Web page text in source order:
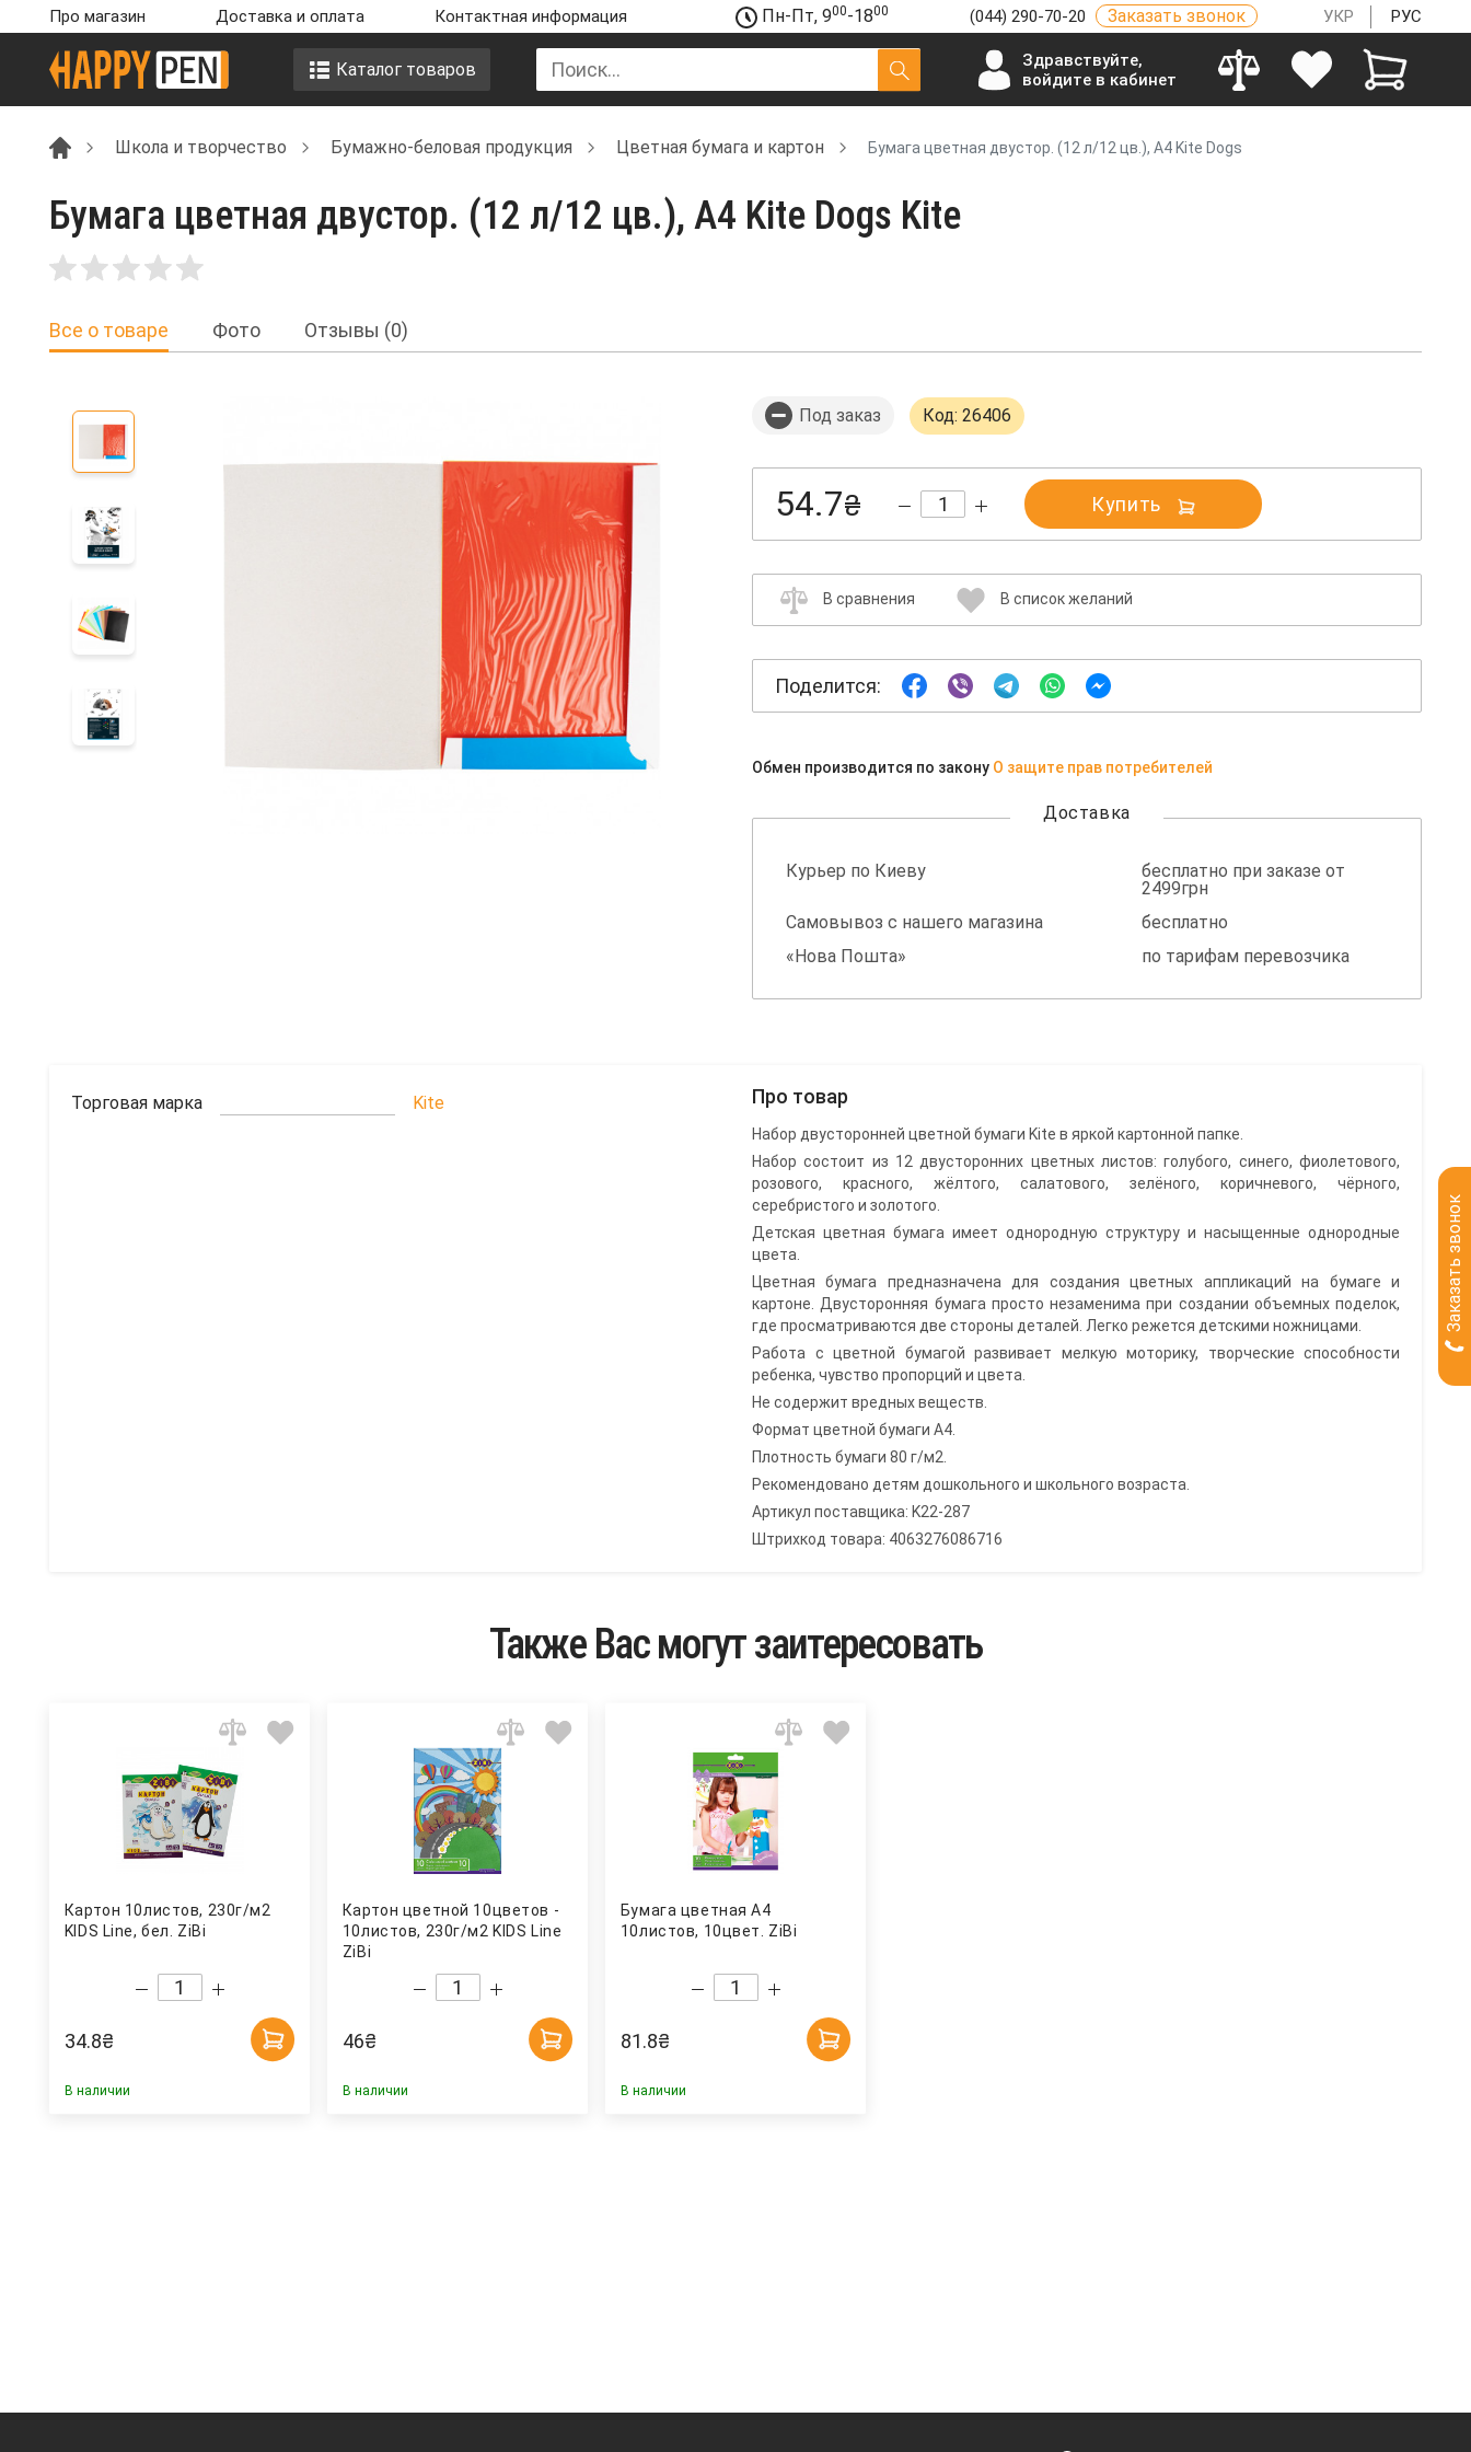
Про магазин Доставка и оплата Контактная информация Пн-Пт, 900-1800 (044) 290-70-20 Заказать звонок УКР РУС
Каталог товаров
Здравствуйте,
войдите в кабинет
Школа и творчество Бумажно-беловая продукция Цветная бумага и картон Бумага цветная двустор. (12 л/12 цв.), А4 Kite Dogs
Бумага цветная двустор. (12 л/12 цв.), А4 Kite Dogs Kite
Все о товаре Фото Отзывы (0)
Под заказ Код: 26406
54.7₴ Купить
В сравнения В список желаний
Поделится:
Обмен производится по закону О защите прав потребителей
Доставка
Курьер по Киеву
бесплатно при заказе от
2499грн
Самовывоз с нашего магазина
бесплатно
«Нова Пошта»
по тарифам перевозчика
Торговая марка Kite Про товар
Набор двусторонней цветной бумаги Kite в яркой картонной папке.
Набор состоит из 12 двусторонних цветных листов: голубого, синего, фиолетового,
розового, красного, жёлтого, салатового, зелёного, коричневого, чёрного,
серебристого и золотого.
Детская цветная бумага имеет однородную структуру и насыщенные однородные
цвета.
Цветная бумага предназначена для создания цветных аппликаций на бумаге и
картоне. Двусторонняя бумага просто незаменима при создании объемных поделок,
где просматриваются две стороны деталей. Легко режется детскими ножницами.
Работа с цветной бумагой развивает мелкую моторику, творческие способности
ребенка, чувство пропорций и цвета.
Не содержит вредных веществ.
Формат цветной бумаги А4.
Плотность бумаги 80 г/м2.
Рекомендовано детям дошкольного и школьного возраста.
Артикул поставщика: K22-287
Штрихкод товара: 4063276086716
Также Вас могут заитересовать
Картон 10листов, 230г/м2
KIDS Line, бел. ZiBi
34.8₴
В наличии
Картон цветной 10цветов -
10листов, 230г/м2 KIDS Line
ZiBi
46₴
В наличии
Бумага цветная А4
10листов, 10цвет. ZiBi
81.8₴
В наличии
Заказать звонок